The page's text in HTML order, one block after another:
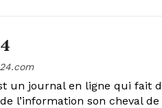
un journal en ligne qui fait
l’information son cheval